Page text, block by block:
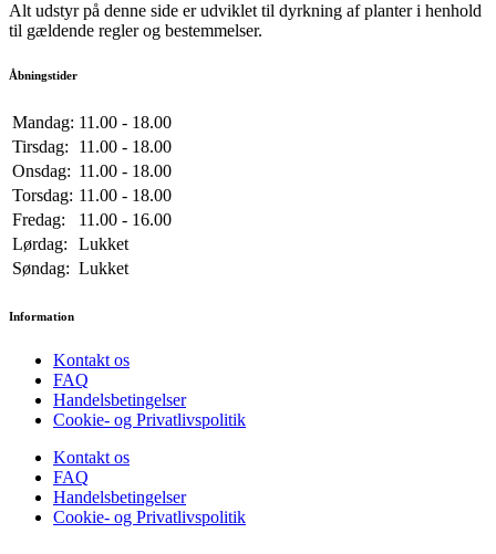
Alt udstyr på denne side er udviklet til dyrkning af planter i henhold
til gældende regler og bestemmelser.
Åbningstider
Mandag: 11.00 - 18.00
Tirsdag:
11.00 - 18.00
Onsdag: 11.00 - 18.00
Torsdag: 11.00 - 18.00
Fredag:
11.00 - 16.00
Lørdag:
Lukket
Søndag: Lukket
Information
Kontakt os
FAQ
Handelsbetingelser
Cookie- og Privatlivspolitik
Kontakt os
FAQ
Handelsbetingelser
Cookie- og Privatlivspolitik